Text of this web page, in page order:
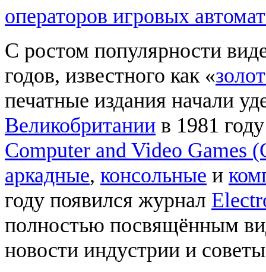
операторов игровых
С ростом популярности
годов, известного как «
печатные издания начали
Великобритании в 1981
Computer and Video Games
аркадные, консольные и
году появился журнал
полностью посвящённым
новости индустрии и